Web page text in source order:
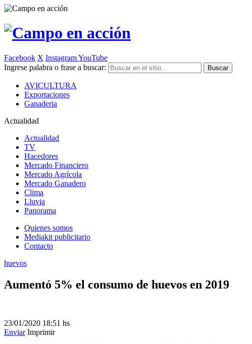
Facebook X InstagramYouTube
Ingrese palabra o frase a buscar:
AVICULTURA
Exportaciones
Ganaderia
Actualidad
Actualidad
TV
Hacedores
Mercado Financiero
Mercado Agrícola
Mercado Ganadero
Clima
Lluvia
Panorama
Quienes somos
Mediakit publicitario
Contacto
huevos
Aumentó 5% el consumo de huevos en 2019
23/01/2020 18:51 hs
Enviar Imprimir